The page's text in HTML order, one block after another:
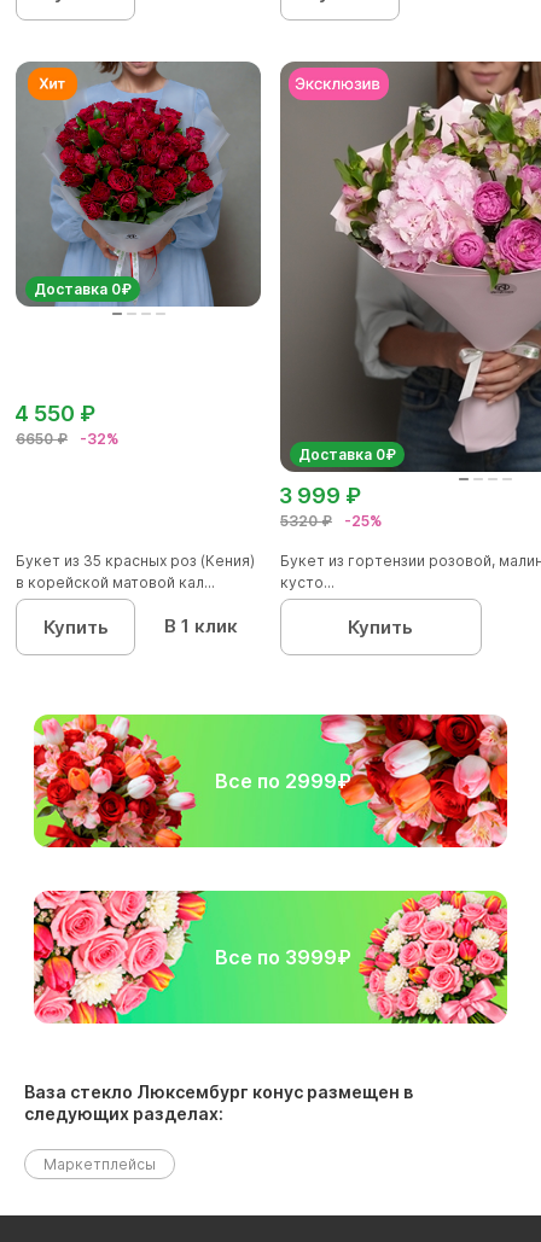
Доставка 0₽
6650 ₽ -32%
4 550 ₽
Букет из 35 красных роз (Кения)
в корейской матовой кал...
Купить В 1 клик
Доставка 0₽
5320 ₽ -25%
3 999 ₽
Букет из гортензии розовой,
кусто...
Купить
Все по 2999₽
Все по 3999₽
Ваза стекло Люксембург конус размещен в
следующих разделах:
Маркетплейсы